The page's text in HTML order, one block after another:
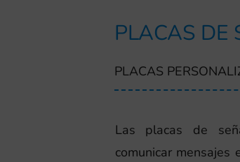
PLACAS DE
PLACAS
Las placas de
comunicar